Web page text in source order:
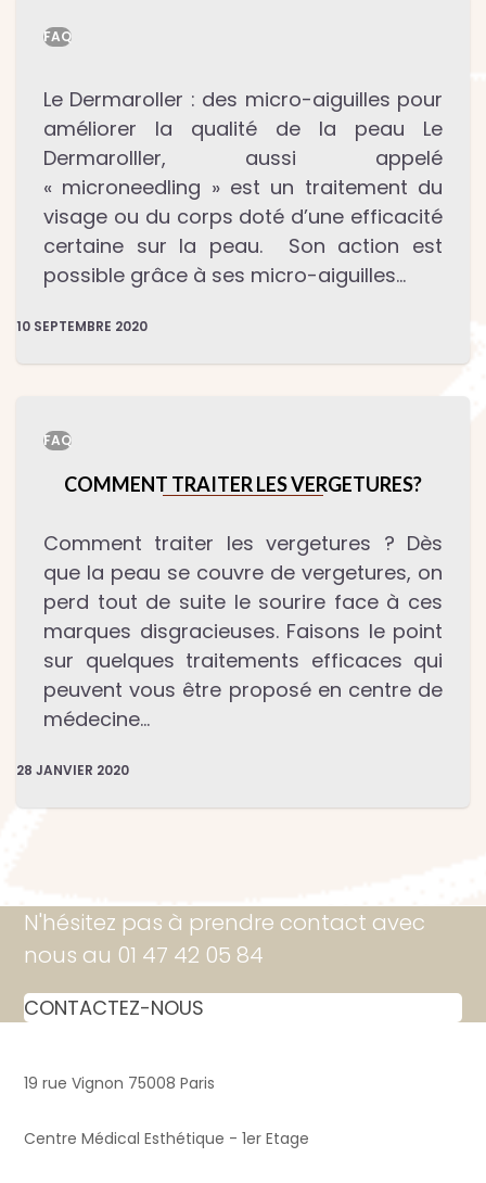
FAQ
Le Dermaroller : des micro-aiguilles pour
améliorer la qualité de la peau Le
Dermarolller, aussi appelé
« microneedling » est un traitement du
visage ou du corps doté d’une efficacité
certaine sur la peau. Son action est
possible grâce à ses micro-aiguilles…
10 SEPTEMBRE 2020
FAQ
COMMENT TRAITER LES VERGETURES?
Comment traiter les vergetures ? Dès
que la peau se couvre de vergetures, on
perd tout de suite le sourire face à ces
marques disgracieuses. Faisons le point
sur quelques traitements efficaces qui
peuvent vous être proposé en centre de
médecine…
28 JANVIER 2020
N'hésitez pas à prendre contact avec
nous au 01 47 42 05 84
CONTACTEZ-NOUS
19 rue Vignon 75008 Paris
Centre Médical Esthétique - 1er Etage